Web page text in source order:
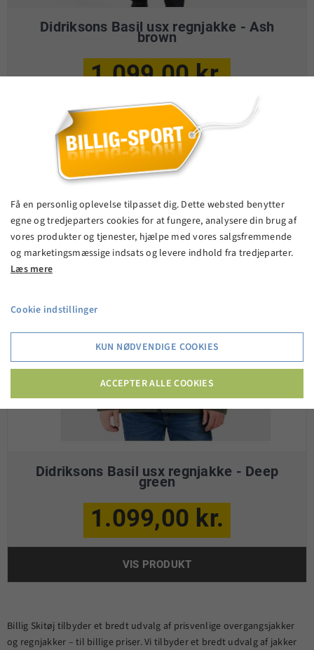
Didriksons Basil usx regnjakke - Ash
brown
1.099,00 kr.
VIS PRODUKT
Didriksons Basil usx regnjakke - Deep
green
1.099,00 kr.
VIS PRODUKT
Billig Skitøj tilbyder et bredt udvalg af prisvenlige overgangsjakker
og regnjakker – til billige priser. Vi tilbyder et bredt udvalg af jakker
Få en personlig oplevelse tilpasset dig. Dette websted benytter
egne og tredjeparters cookies for at fungere, analysere din brug af
vores produkter og tjenester, hjælpe med vores salgsfremmende
og marketingsmæssige indsats og levere indhold fra tredjeparter.
Læs mere
Cookie indstillinger
KUN NØDVENDIGE COOKIES
ACCEPTER ALLE COOKIES